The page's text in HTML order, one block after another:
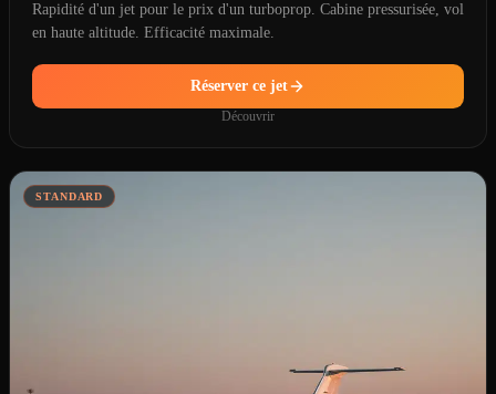
Rapidité d'un jet pour le prix d'un turboprop. Cabine pressurisée, vol
en haute altitude. Efficacité maximale.
Réserver ce jet
Découvrir
STANDARD